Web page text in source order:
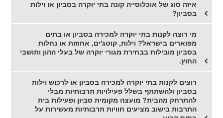
איזה סוג של אוכלוסייה קונה בתי יוקרה בסביון או וילות
בסביון?
מי רוצה לקנות בתי יוקרה למכירה בסביון או בתים
מפוארים בישראל? וילות, קוטג'ים, אחוזות או נחלות
בסביון מובילות בבחירת מגורי יוקרה של בעלי ההון ותושבי
החוץ.
רוצים לקנות בתי יוקרה למכירה בסביון או לרכוש וילות
בסביון ולהשתתף בשלל פעילויות תרבותיות מבלי
להתרחק מהבית? מועצה מקומית סביון ופעילות בית
התרבות בישוב מציעים חוויות תרבותיות מעשירות על